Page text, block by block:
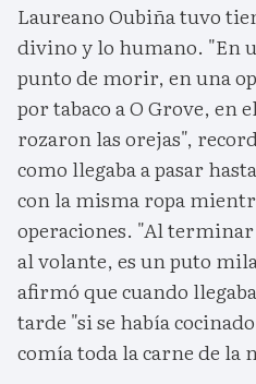
Laureano Oubiña tuvo
divino y lo humano. "En
punto de morir, en una
por tabaco a O Grove, en
rozaron las orejas",
como llegaba a pasar
con la misma ropa
operaciones. "Al
al volante, es un puto
afirmó que cuando
tarde "si se había
comía toda la carne de la